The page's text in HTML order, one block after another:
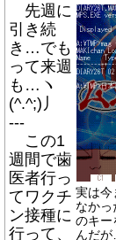
実は今
なか
のキー
んだ
先週に
引き続
き…でも
って来週
も…ヽ
(^.^;)丿
---
この1
週間で歯
医者行っ
てワクチ
ン接種に
行って、